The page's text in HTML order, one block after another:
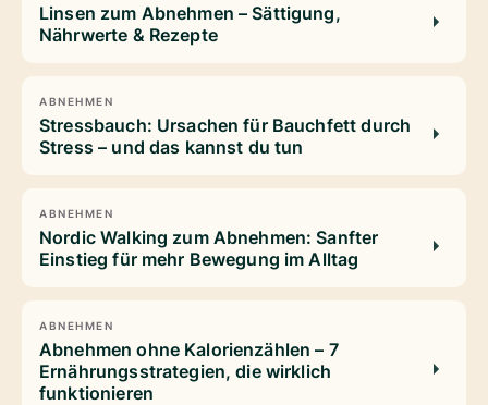
Linsen zum Abnehmen – Sättigung,
Nährwerte & Rezepte
ABNEHMEN
Stressbauch: Ursachen für Bauchfett durch
Stress – und das kannst du tun
ABNEHMEN
Nordic Walking zum Abnehmen: Sanfter
Einstieg für mehr Bewegung im Alltag
ABNEHMEN
Abnehmen ohne Kalorienzählen – 7
Ernährungsstrategien, die wirklich
funktionieren